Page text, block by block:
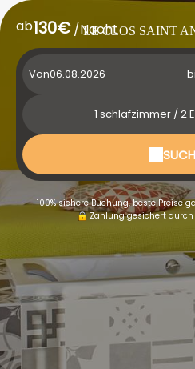
LE CLOS SAINT
ab130€/Nacht
Von
1 schlafzimmer /2
100% sichere Buchung, beste Preise
Zahlung gesichert durch